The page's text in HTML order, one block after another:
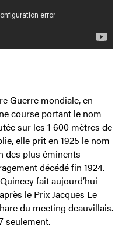
Guerre mondiale, en
course portant le nom
sur les 1 600 mètres de
elle prit en 1925 le nom
des plus éminents
décédé fin 1924.
fait aujourd’hui
le Prix Jacques Le
du meeting deauvillais.
seulement.